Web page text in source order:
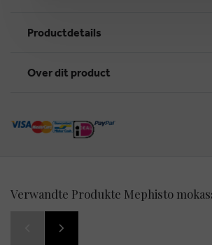
Productdetails
Over dit product
Verwandte Produkte Mephisto